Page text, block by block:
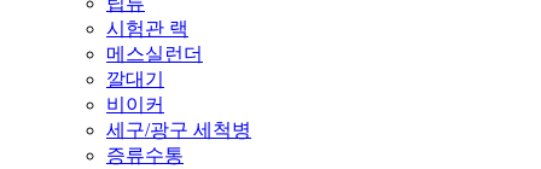
시험관 랙
메스실런더
깔대기
비이커
세구/광구 세척병
증류수통